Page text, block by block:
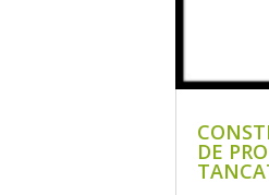
DE